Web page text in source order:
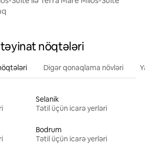
nöqtələri
Digər qonaqlama növləri
Selanik
Tətil üçün icarə yerləri
Bodrum
Tətil üçün icarə yerləri